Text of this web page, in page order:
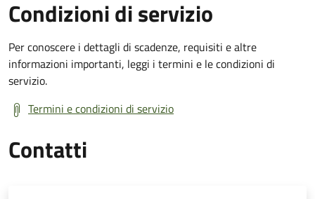
Condizioni di servizio
Per conoscere i dettagli di scadenze, requisiti e altre
informazioni importanti, leggi i termini e le condizioni di
servizio.
Termini e condizioni di servizio
Contatti